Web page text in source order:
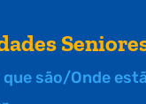
são/Onde